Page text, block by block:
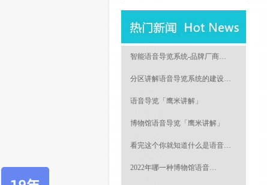
智能语音导览系统-品牌厂商…
分区讲解语音导览系统的建设…
语音导览「鹰米讲解」
博物馆语音导览「鹰米讲解」
看完这个你就知道什么是语音…
2022年哪一种博物馆语音…